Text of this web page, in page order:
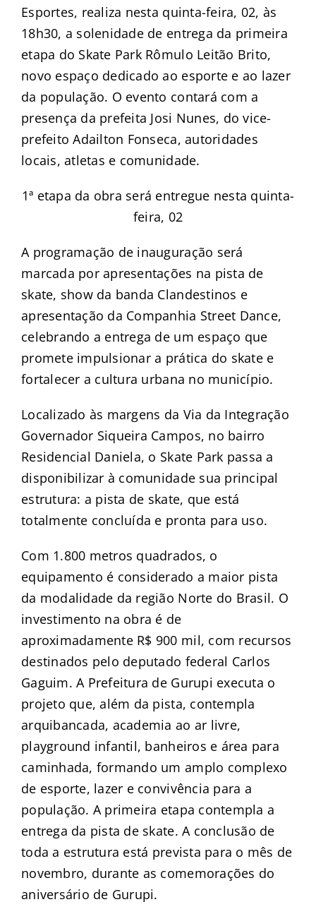
Esportes, realiza nesta quinta-feira, 02, às
18h30, a solenidade de entrega da primeira
etapa do Skate Park Rômulo Leitão Brito,
novo espaço dedicado ao esporte e ao lazer
da população. O evento contará com a
presença da prefeita Josi Nunes, do vice-
prefeito Adailton Fonseca, autoridades
locais, atletas e comunidade.
1ª etapa da obra será entregue nesta quinta-
feira, 02
A programação de inauguração será
marcada por apresentações na pista de
skate, show da banda Clandestinos e
apresentação da Companhia Street Dance,
celebrando a entrega de um espaço que
promete impulsionar a prática do skate e
fortalecer a cultura urbana no município.
Localizado às margens da Via da Integração
Governador Siqueira Campos, no bairro
Residencial Daniela, o Skate Park passa a
disponibilizar à comunidade sua principal
estrutura: a pista de skate, que está
totalmente concluída e pronta para uso.
Com 1.800 metros quadrados, o
equipamento é considerado a maior pista
da modalidade da região Norte do Brasil. O
investimento na obra é de
aproximadamente R$ 900 mil, com recursos
destinados pelo deputado federal Carlos
Gaguim. A Prefeitura de Gurupi executa o
projeto que, além da pista, contempla
arquibancada, academia ao ar livre,
playground infantil, banheiros e área para
caminhada, formando um amplo complexo
de esporte, lazer e convivência para a
população. A primeira etapa contempla a
entrega da pista de skate. A conclusão de
toda a estrutura está prevista para o mês de
novembro, durante as comemorações do
aniversário de Gurupi.